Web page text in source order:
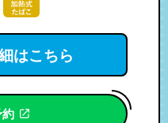
はこちら